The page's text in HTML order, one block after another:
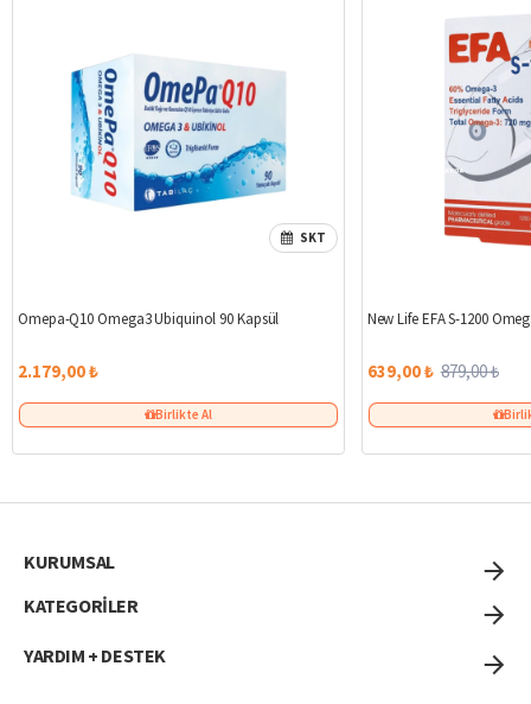
SKT
Omepa-Q10 Omega3 Ubiquinol 90 Kapsül
2.179,00 ₺
Birlikte Al
New Life EFA S-1200
639,00 ₺ 879,00 ₺
KURUMSAL
KATEGORİLER
YARDIM + DESTEK